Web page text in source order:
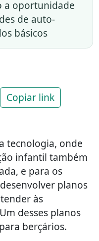
a oportunidade
de auto-
básicos
Copiar link
tecnologia, onde
infantil também
e para os
planos
às
desses planos
berçários.